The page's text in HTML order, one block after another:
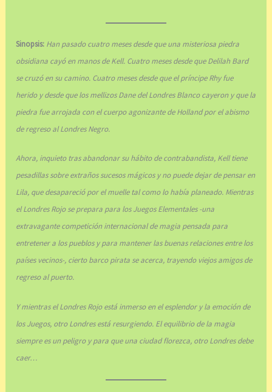
Sinopsis: Han pasado cuatro meses desde que una misteriosa piedra
obsidiana cayó en manos de Kell. Cuatro meses desde que Delilah Bard
se cruzó en su camino. Cuatro meses desde que el príncipe Rhy fue
herido y desde que los mellizos Dane del Londres Blanco cayeron y que la
piedra fue arrojada con el cuerpo agonizante de Holland por el abismo
de regreso al Londres Negro.
Ahora, inquieto tras abandonar su hábito de contrabandista, Kell tiene
pesadillas sobre extraños sucesos mágicos y no puede dejar de pensar en
Lila, que desapareció por el muelle tal como lo había planeado. Mientras
el Londres Rojo se prepara para los Juegos Elementales -una
extravagante competición internacional de magia pensada para
entretener a los pueblos y para mantener las buenas relaciones entre los
países vecinos-, cierto barco pirata se acerca, trayendo viejos amigos de
regreso al puerto.
Y mientras el Londres Rojo está inmerso en el esplendor y la emoción de
los Juegos, otro Londres está resurgiendo. El equilibrio de la magia
siempre es un peligro y para que una ciudad florezca, otro Londres debe
caer…